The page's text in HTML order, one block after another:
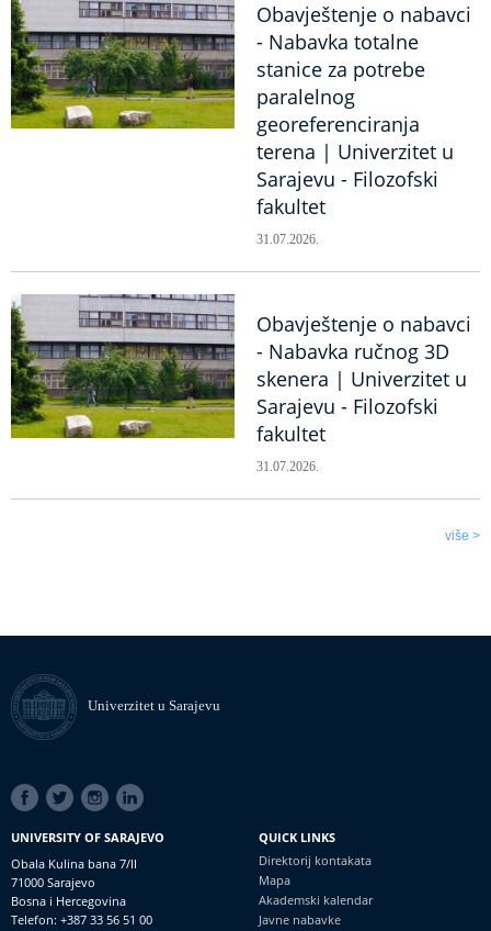
Obavještenje o nabavci
- Nabavka totalne
stanice za potrebe
paralelnog
georeferenciranja
terena | Univerzitet u
Sarajevu - Filozofski
fakultet
31.07.2026.
Obavještenje o nabavci
- Nabavka ručnog 3D
skenera | Univerzitet u
Sarajevu - Filozofski
fakultet
31.07.2026.
više >
Univerzitet u Sarajevu
SOCIAL
LINKS
UNIVERSITY OF SARAJEVO
Obala Kulina bana 7/II
71000 Sarajevo
Bosna i Hercegovina
Telefon: +387 33 56 51 00
QUICK LINKS
Direktorij kontakata
Mapa
Akademski kalendar
Javne nabavke